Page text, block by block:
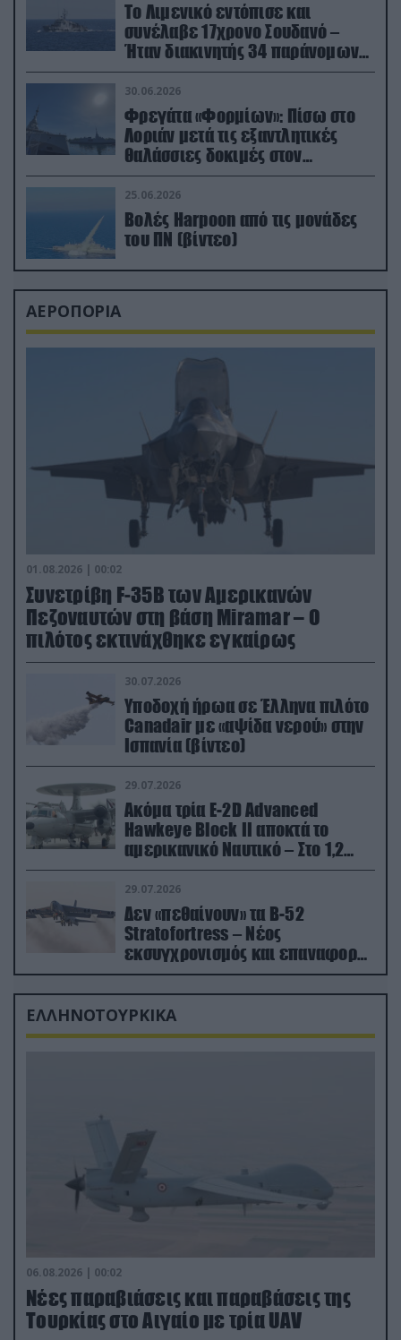
Το Λιμενικό εντόπισε και
συνέλαβε 17χρονο Σουδανό –
Ήταν διακινητής 34 παράνομων
μεταναστών
30.06.2026
Φρεγάτα «Φορμίων»: Πίσω στο
Λοριάν μετά τις εξαντλητικές
θαλάσσιες δοκιμές στον
απαιτητικό Βισκαϊκό
25.06.2026
Βολές Harpoon από τις μονάδες
του ΠΝ (βίντεο)
ΑΕΡΟΠΟΡΙΑ
01.08.2026 | 00:02
Συνετρίβη F-35B των Αμερικανών
Πεζοναυτών στη βάση Miramar – Ο
πιλότος εκτινάχθηκε εγκαίρως
30.07.2026
Υποδοχή ήρωα σε Έλληνα πιλότο
Canadair με «αψίδα νερού» στην
Ισπανία (βίντεο)
29.07.2026
Ακόμα τρία E-2D Advanced
Hawkeye Block II αποκτά το
αμερικανικό Ναυτικό – Στο 1,2
δισ.δολάρια το κόστος
29.07.2026
Δεν «πεθαίνουν» τα Β-52
Stratofortress – Νέος
εκσυγχρονισμός και επαναφορά
από τα «νεκροταφεία»
ΕΛΛΗΝΟΤΟΥΡΚΙΚΑ
06.08.2026 | 00:02
Νέες παραβιάσεις και παραβάσεις της
Τουρκίας στο Αιγαίο με τρία UAV